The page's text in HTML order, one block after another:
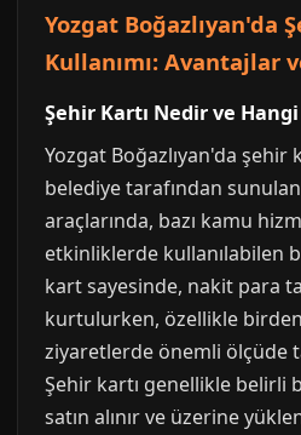
Yozgat Boğazlıyan'da
Kullanımı: Avantajlar
Şehir Kartı Nedir ve
Yozgat Boğazlıyan'da şehir
belediye tarafından
araçlarında, bazı kamu
etkinliklerde kullanılabilen
kart sayesinde, nakit para
kurtulurken, özellikle
ziyaretlerde önemli ölçüde
Şehir kartı genellikle belirli
satın alınır ve üzerine